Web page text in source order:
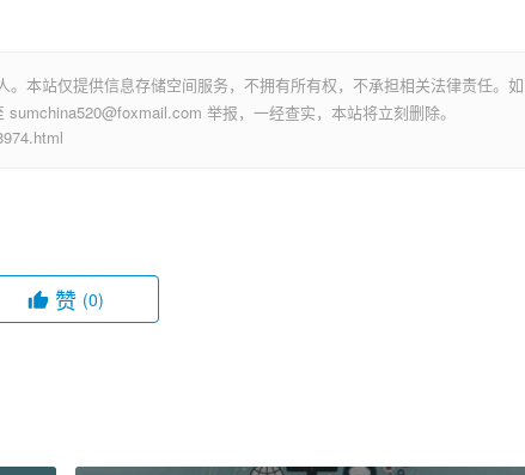
本站仅提供信息存储空间服务，不拥有所有权，不承担相关法律责任。如
举报，一经查实，本站将立刻删除。
赞 (0)